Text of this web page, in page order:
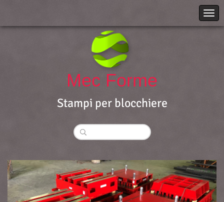
Mec Forme
Stampi per blocchiere